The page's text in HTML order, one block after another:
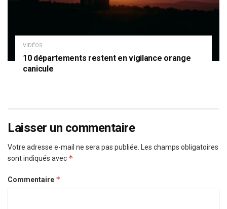
VIDÉOS
10 départements restent en vigilance orange
canicule
Laisser un commentaire
Votre adresse e-mail ne sera pas publiée. Les champs obligatoires
sont indiqués avec *
Commentaire *